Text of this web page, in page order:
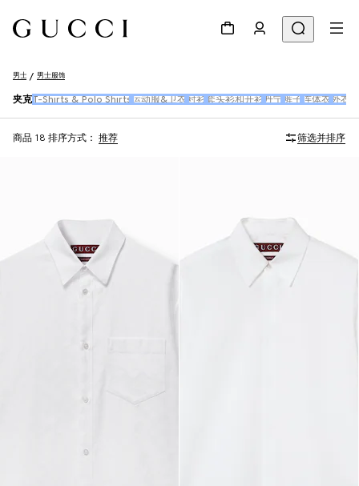
男士 男士服饰
夹克 T-Shirts & Polo Shirts 运动服&卫衣 衬衫 套头衫和开衫 丹宁 裤子 连体衣 外衣
商品 18 排序方式： 推荐 筛选并排序